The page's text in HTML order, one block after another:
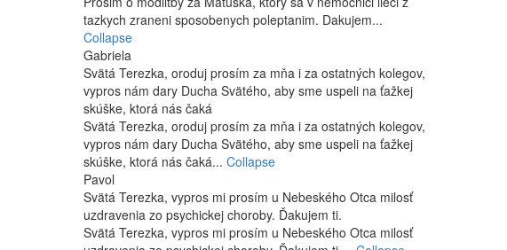
tazkych zraneni sposobenych poleptanim. Dakujem...
Collapse
Gabriela
Svätá Terezka, oroduj prosím za mňa i za ostatných kolegov,
vypros nám dary Ducha Svätého, aby sme uspeli na ťažkej
skúške, ktorá nás čaká
Svätá Terezka, oroduj prosím za mňa i za ostatných kolegov,
vypros nám dary Ducha Svätého, aby sme uspeli na ťažkej
skúške, ktorá nás čaká... Collapse
Pavol
Svätá Terezka, vypros mi prosím u Nebeského Otca milosť
uzdravenia zo psychickej choroby. Ďakujem ti.
Svätá Terezka, vypros mi prosím u Nebeského Otca milosť